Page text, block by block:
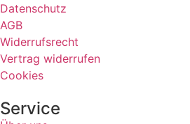
Datenschutz
AGB
Widerrufsrecht
Vertrag widerrufen
Cookies
Service